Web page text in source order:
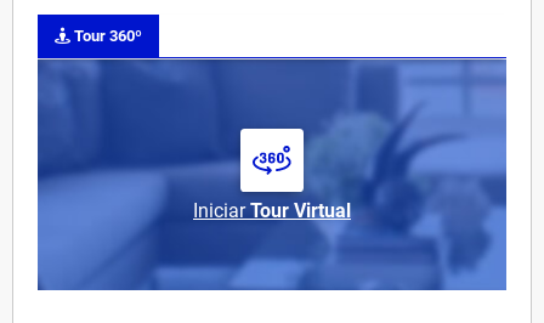
Tour 360º
IniciarTour Virtual